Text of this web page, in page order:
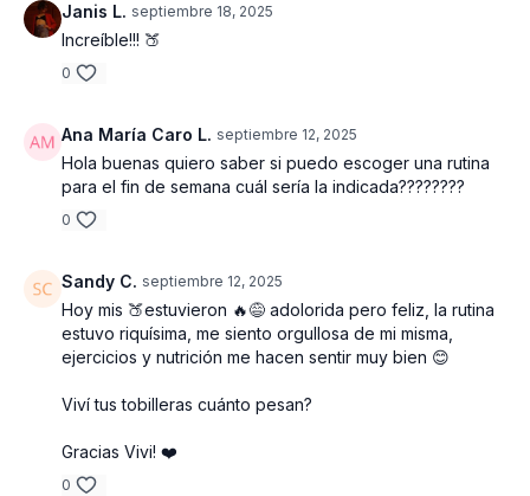
y transformar tu tren inferior de manera segura y efectiva.
Janis L. septiembre 18, 2025
Increíble!!! 🍑
0
Ana María Caro L. septiembre 12, 2025
Hola buenas quiero saber si puedo escoger una rutina
para el fin de semana cuál sería la indicada????????
0
Sandy C. septiembre 12, 2025
Hoy mis 🍑estuvieron 🔥😅 adolorida pero feliz, la rutina
estuvo riquísima, me siento orgullosa de mi misma,
ejercicios y nutrición me hacen sentir muy bien 😊
Viví tus tobilleras cuánto pesan?
Gracias Vivi! ❤️
0